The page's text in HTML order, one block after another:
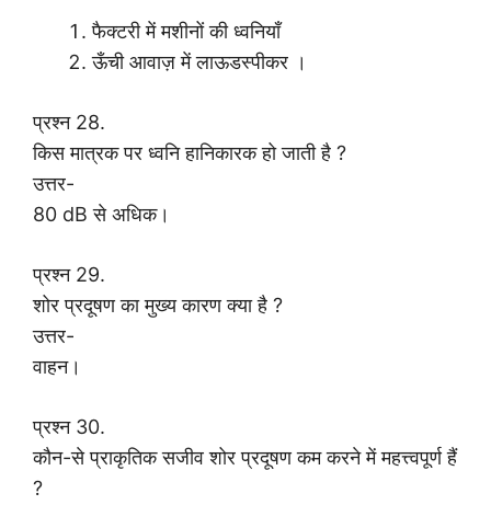
फैक्टरी में मशीनों की ध्वनियाँ
ऊँची आवाज़ में लाऊडस्पीकर ।
प्रश्न 28.
किस मात्रक पर ध्वनि हानिकारक हो जाती है ?
उत्तर-
80 dB से अधिक।
प्रश्न 29.
शोर प्रदूषण का मुख्य कारण क्या है ?
उत्तर-
वाहन।
प्रश्न 30.
कौन-से प्राकृतिक सजीव शोर प्रदूषण कम करने में महत्त्वपूर्ण हैं
?